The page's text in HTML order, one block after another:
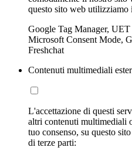
questo sito web utilizziamo
Google Tag Manager,
Microsoft Consent Mode,
Freshchat
Contenuti multimediali
L'accettazione di questi
altri contenuti multimediali
tuo consenso, su questo
di terze parti: